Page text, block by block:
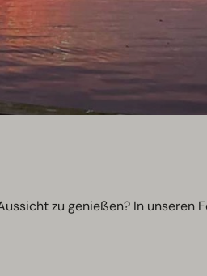
zu genießen? In unseren